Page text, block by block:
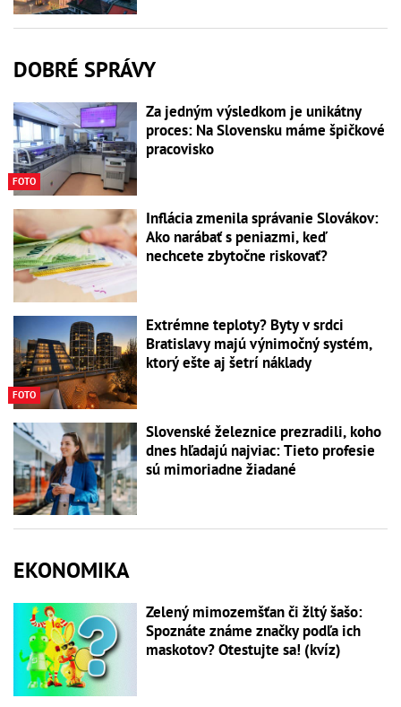
DOBRÉ SPRÁVY
FOTO
Za jedným výsledkom je unikátny
proces: Na Slovensku máme špičkové
pracovisko
Inflácia zmenila správanie Slovákov:
Ako narábať s peniazmi, keď
nechcete zbytočne riskovať?
FOTO
Extrémne teploty? Byty v srdci
Bratislavy majú výnimočný systém,
ktorý ešte aj šetrí náklady
Slovenské železnice prezradili, koho
dnes hľadajú najviac: Tieto profesie
sú mimoriadne žiadané
EKONOMIKA
Zelený mimozemšťan či žltý šašo:
Spoznáte známe značky podľa ich
maskotov? Otestujte sa! (kvíz)